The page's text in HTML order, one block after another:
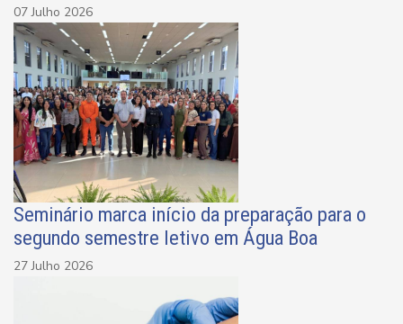
07 Julho 2026
Seminário marca início da preparação para o
segundo semestre letivo em Água Boa
27 Julho 2026